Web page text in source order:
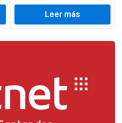
Leer más